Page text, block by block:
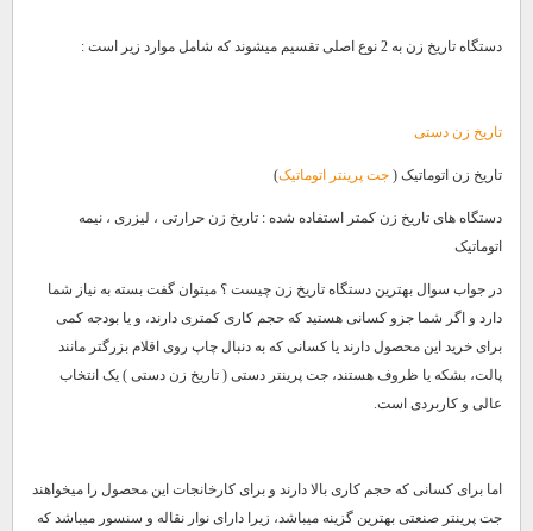
دستگاه تاریخ زن به 2 نوع اصلی تقسیم میشوند که شامل موارد زیر است :
تاریخ زن دستی
تاریخ زن اتوماتیک ( جت پرینتر اتوماتیک)
دستگاه های تاریخ زن کمتر استفاده شده : تاریخ زن حرارتی ، لیزری ، نیمه
اتوماتیک
در جواب سوال بهترین دستگاه تاریخ زن چیست ؟ میتوان گفت بسته به نیاز شما
دارد و اگر شما جزو کسانی هستید که حجم کاری کمتری دارند، و یا بودجه کمی
برای خرید این محصول دارند یا کسانی که به دنبال چاپ روی اقلام بزرگتر مانند
پالت، بشکه یا ظروف هستند، جت پرینتر دستی ( تاریخ زن دستی ) یک انتخاب
عالی و کاربردی است.
اما برای کسانی که حجم کاری بالا دارند و برای کارخانجات این محصول را میخواهند
جت پرینتر صنعتی بهترین گزینه میباشد، زیرا دارای نوار نقاله و سنسور میباشد که